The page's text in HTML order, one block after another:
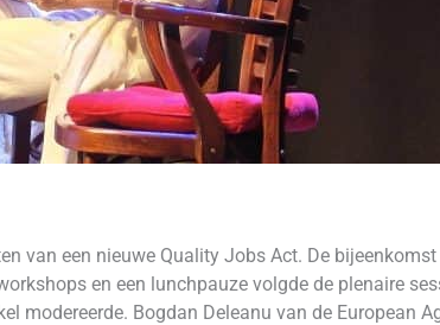
van een nieuwe Quality Jobs Act. De
en een lunchpauze volgde de plenaire
modereerde. Bogdan Deleanu van de European